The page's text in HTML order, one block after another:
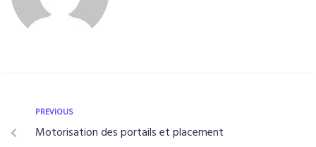
PREVIOUS
Motorisation des portails et placement